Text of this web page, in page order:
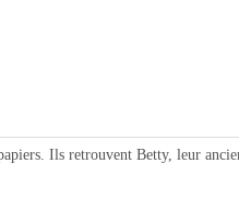
Ils retrouvent Betty, leur